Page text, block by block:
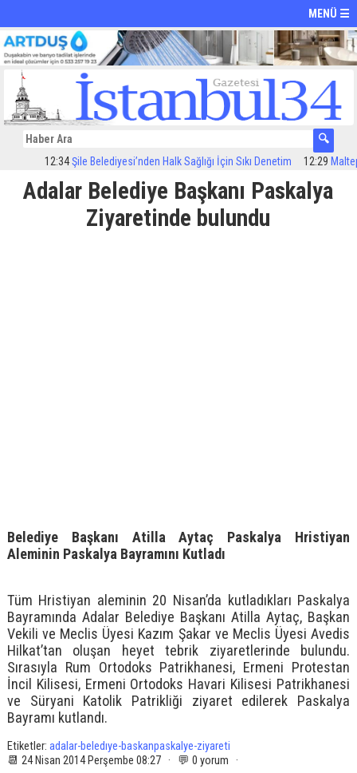
MENÜ ☰
12:34Şile Belediyesi’nden Halk Sağlığı İçin Sıkı Denetim 12:29
Adalar Belediye Başkanı Paskalya
Ziyaretinde bulundu
Belediye Başkanı Atilla Aytaç Paskalya Hristiyan
Aleminin Paskalya Bayramını Kutladı
Tüm Hristiyan aleminin 20 Nisan’da kutladıkları Paskalya
Bayramında Adalar Belediye Başkanı Atilla Aytaç, Başkan
Vekili ve Meclis Üyesi Kazım Şakar ve Meclis Üyesi Avedis
Hilkat’tan oluşan heyet tebrik ziyaretlerinde bulundu.
Sırasıyla Rum Ortodoks Patrikhanesi, Ermeni Protestan
İncil Kilisesi, Ermeni Ortodoks Havari Kilisesi Patrikhanesi
ve Süryani Katolik Patrikliği ziyaret edilerek Paskalya
Bayramı kutlandı.
Etiketler: adalar-beledıye-baskanpaskalye-ziyareti
📆 24 Nisan 2014 Perşembe 08:27 · 💬 0 yorum ·